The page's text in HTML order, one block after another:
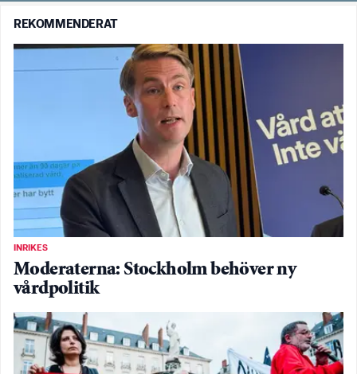
REKOMMENDERAT
INRIKES
Moderaterna: Stockholm behöver ny
vårdpolitik